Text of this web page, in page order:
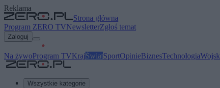
Reklama
Strona główna
Program ZERO TVNewsletterZgłoś temat
Zaloguj
Na żywoProgram TVKrajŚwiatSportOpinieBiznesTechnologia
Wszystkie kategorie